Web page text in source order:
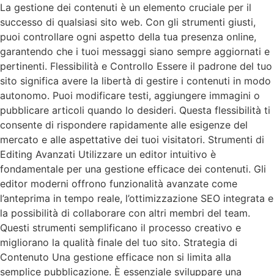
La gestione dei contenuti è un elemento cruciale per il
successo di qualsiasi sito web. Con gli strumenti giusti,
puoi controllare ogni aspetto della tua presenza online,
garantendo che i tuoi messaggi siano sempre aggiornati e
pertinenti. Flessibilità e Controllo Essere il padrone del tuo
sito significa avere la libertà di gestire i contenuti in modo
autonomo. Puoi modificare testi, aggiungere immagini o
pubblicare articoli quando lo desideri. Questa flessibilità ti
consente di rispondere rapidamente alle esigenze del
mercato e alle aspettative dei tuoi visitatori. Strumenti di
Editing Avanzati Utilizzare un editor intuitivo è
fondamentale per una gestione efficace dei contenuti. Gli
editor moderni offrono funzionalità avanzate come
l’anteprima in tempo reale, l’ottimizzazione SEO integrata e
la possibilità di collaborare con altri membri del team.
Questi strumenti semplificano il processo creativo e
migliorano la qualità finale del tuo sito. Strategia di
Contenuto Una gestione efficace non si limita alla
semplice pubblicazione. È essenziale sviluppare una